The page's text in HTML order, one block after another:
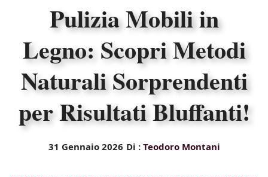
Pulizia Mobili in
Legno: Scopri Metodi
Naturali Sorprendenti
per Risultati Bluffanti!
31 Gennaio 2026 Di : Teodoro Montani